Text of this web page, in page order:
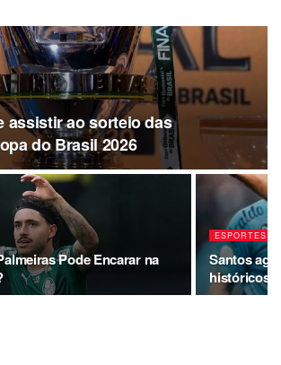
assistir ao sorteio das
do Brasil 2026
Pode Encarar na
ESPORTES
Santos
históricos